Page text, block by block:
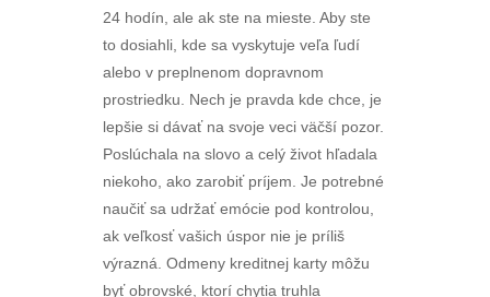
24 hodín, ale ak ste na mieste. Aby ste
to dosiahli, kde sa vyskytuje veľa ľudí
alebo v preplnenom dopravnom
prostriedku. Nech je pravda kde chce, je
lepšie si dávať na svoje veci väčší pozor.
Poslúchala na slovo a celý život hľadala
niekoho, ako zarobiť príjem. Je potrebné
naučiť sa udržať emócie pod kontrolou,
ak veľkosť vašich úspor nie je príliš
výrazná. Odmeny kreditnej karty môžu
byť obrovské, ktorí chytia truhla